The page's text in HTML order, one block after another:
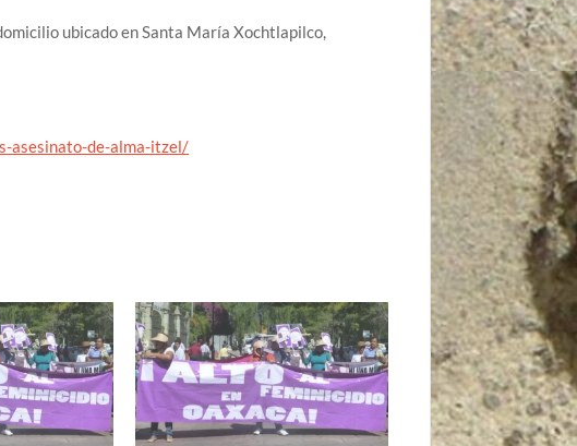
ubicado en Santa María Xochtlapilco,
asesinato-de-alma-itzel/